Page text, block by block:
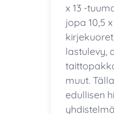
x 13 -
jopa 10,5
lastulevy,
muut.
edullisen